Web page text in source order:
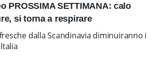
PROSSIMA SETTIMANA: calo
si torna a respirare
dalla Scandinavia diminuiranno i